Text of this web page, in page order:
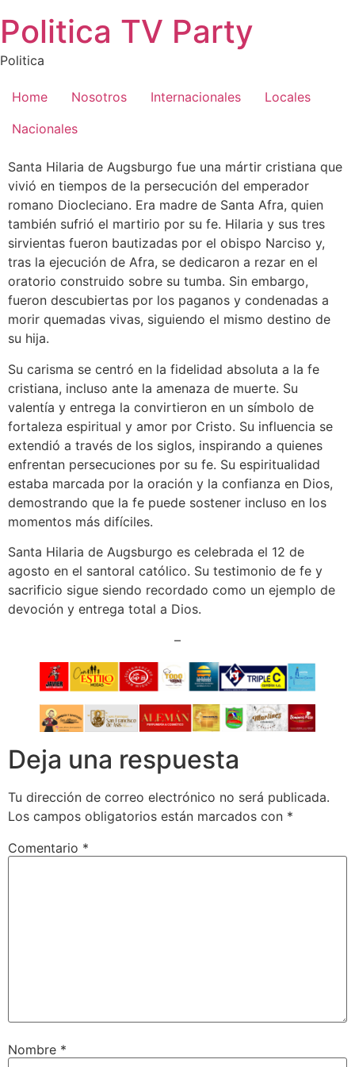
al
contenido
Politica TV Party
Politica
Home Nosotros Internacionales
Locales
Nacionales
Santa Hilaria de Augsburgo fue una mártir cristiana que
vivió en tiempos de la persecución del emperador
romano Diocleciano. Era madre de Santa Afra, quien
también sufrió el martirio por su fe. Hilaria y sus tres
sirvientas fueron bautizadas por el obispo Narciso y,
tras la ejecución de Afra, se dedicaron a rezar en el
oratorio construido sobre su tumba. Sin embargo,
fueron descubiertas por los paganos y condenadas a
morir quemadas vivas, siguiendo el mismo destino de
su hija.
Su carisma se centró en la fidelidad absoluta a la fe
cristiana, incluso ante la amenaza de muerte. Su
valentía y entrega la convirtieron en un símbolo de
fortaleza espiritual y amor por Cristo. Su influencia se
extendió a través de los siglos, inspirando a quienes
enfrentan persecuciones por su fe. Su espiritualidad
estaba marcada por la oración y la confianza en Dios,
demostrando que la fe puede sostener incluso en los
momentos más difíciles.
Santa Hilaria de Augsburgo es celebrada el 12 de
agosto en el santoral católico. Su testimonio de fe y
sacrificio sigue siendo recordado como un ejemplo de
devoción y entrega total a Dios.
–
Deja una respuesta
Tu dirección de correo electrónico no será publicada.
Los campos obligatorios están marcados con *
Comentario *
Nombre *